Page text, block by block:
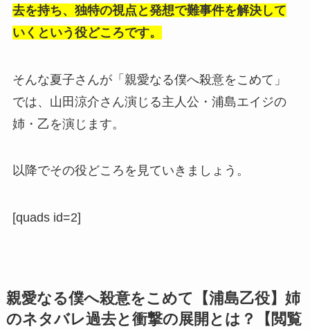
去を持ち、独特の視点と発想で難事件を解決して
いくという役どころです。
そんな夏子さんが「親愛なる僕へ殺意をこめて」
では、山田涼介さん演じる主人公・浦島エイジの
姉・乙を演じます。
以降でその役どころを見ていきましょう。
[quads id=2]
親愛なる僕へ殺意をこめて【浦島乙役】姉
のネタバレ過去と衝撃の展開とは？【閲覧